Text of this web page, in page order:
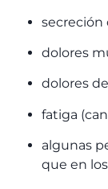
secreción
dolores
dolores
fatiga
algunas
que en